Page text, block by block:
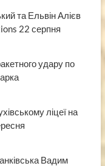
та Ельвін Алієв
22 серпня
удару по
ліцеї на
Вадим